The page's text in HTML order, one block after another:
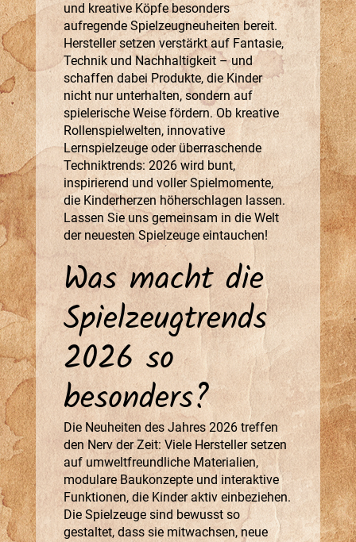
und kreative Köpfe besonders
aufregende Spielzeugneuheiten bereit.
Hersteller setzen verstärkt auf Fantasie,
Technik und Nachhaltigkeit – und
schaffen dabei Produkte, die Kinder
nicht nur unterhalten, sondern auf
spielerische Weise fördern. Ob kreative
Rollenspielwelten, innovative
Lernspielzeuge oder überraschende
Techniktrends: 2026 wird bunt,
inspirierend und voller Spielmomente,
die Kinderherzen höherschlagen lassen.
Lassen Sie uns gemeinsam in die Welt
der neuesten Spielzeuge eintauchen!
Was macht die
Spielzeugtrends
2026 so
besonders?
Die Neuheiten des Jahres 2026 treffen
den Nerv der Zeit: Viele Hersteller setzen
auf umweltfreundliche Materialien,
modulare Baukonzepte und interaktive
Funktionen, die Kinder aktiv einbeziehen.
Die Spielzeuge sind bewusst so
gestaltet, dass sie mitwachsen, neue